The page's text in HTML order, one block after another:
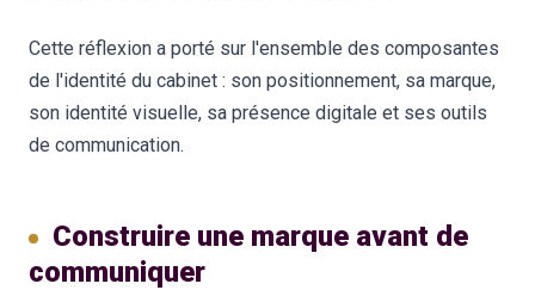
Cette réflexion a porté sur l'ensemble des composantes
de l'identité du cabinet : son positionnement, sa marque,
son identité visuelle, sa présence digitale et ses outils
de communication.
Construire une marque avant de
communiquer